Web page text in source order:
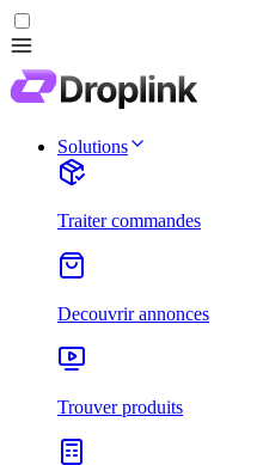
Solutions
Traiter commandes
Decouvrir annonces
Trouver produits